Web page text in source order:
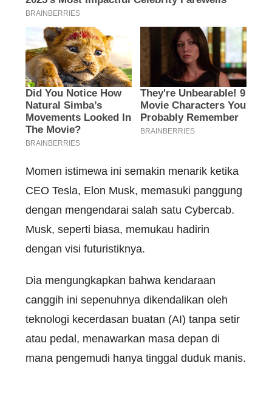
Momen istimewa ini semakin menarik ketika
CEO Tesla, Elon Musk, memasuki panggung
dengan mengendarai salah satu Cybercab.
Musk, seperti biasa, memukau hadirin
dengan visi futuristiknya.
Dia mengungkapkan bahwa kendaraan
canggih ini sepenuhnya dikendalikan oleh
teknologi kecerdasan buatan (AI) tanpa setir
atau pedal, menawarkan masa depan di
mana pengemudi hanya tinggal duduk manis.